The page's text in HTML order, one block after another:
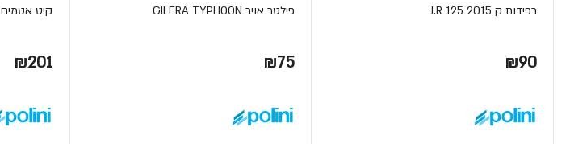
רפידות ק J.R 125 2015
₪90
פילטר אויר GILERA TYPHOON
₪75
קיט אטמים YAMAHA BWS 125 D59
₪201